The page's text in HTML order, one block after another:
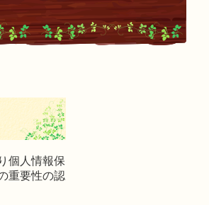
個人情報保
重要性の認